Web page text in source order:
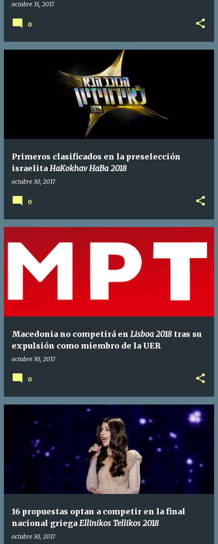
octubre 31, 2017
0
Primeros clasificados en la preselección
israelita HaKokhav HaBa 2018
octubre 30, 2017
0
Macedonia no competirá en Lisboa 2018tras su
expulsión como miembro de la UER
octubre 30, 2017
0
16 propuestas optan a competir en la final
nacional griega Ellinikos Tellikos 2018
octubre 30, 2017